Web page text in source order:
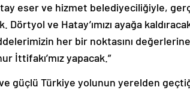
eser ve hizmet belediyeciliğiyle,
Dörtyol ve Hatay’ımızı ayağa
her bir noktasını
İttifakı’mız yapacak.”
güçlü Türkiye yolunun yerelden